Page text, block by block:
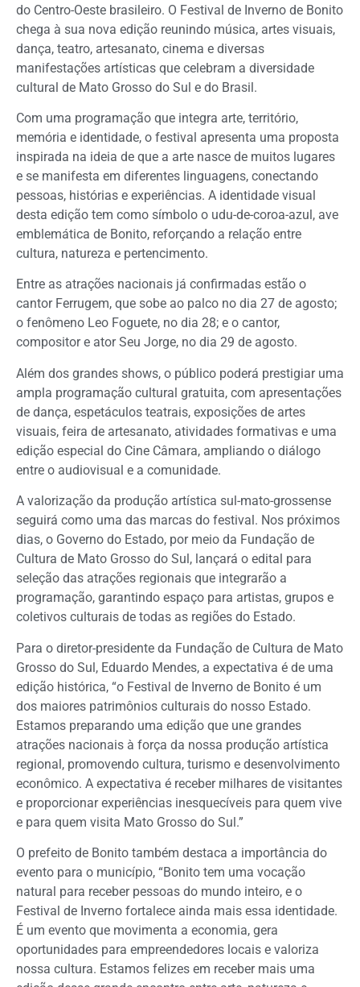
do Centro-Oeste brasileiro. O Festival de Inverno de Bonito
chega à sua nova edição reunindo música, artes visuais,
dança, teatro, artesanato, cinema e diversas
manifestações artísticas que celebram a diversidade
cultural de Mato Grosso do Sul e do Brasil.
Com uma programação que integra arte, território,
memória e identidade, o festival apresenta uma proposta
inspirada na ideia de que a arte nasce de muitos lugares
e se manifesta em diferentes linguagens, conectando
pessoas, histórias e experiências. A identidade visual
desta edição tem como símbolo o udu-de-coroa-azul, ave
emblemática de Bonito, reforçando a relação entre
cultura, natureza e pertencimento.
Entre as atrações nacionais já confirmadas estão o
cantor Ferrugem, que sobe ao palco no dia 27 de agosto;
o fenômeno Leo Foguete, no dia 28; e o cantor,
compositor e ator Seu Jorge, no dia 29 de agosto.
Além dos grandes shows, o público poderá prestigiar uma
ampla programação cultural gratuita, com apresentações
de dança, espetáculos teatrais, exposições de artes
visuais, feira de artesanato, atividades formativas e uma
edição especial do Cine Câmara, ampliando o diálogo
entre o audiovisual e a comunidade.
A valorização da produção artística sul-mato-grossense
seguirá como uma das marcas do festival. Nos próximos
dias, o Governo do Estado, por meio da Fundação de
Cultura de Mato Grosso do Sul, lançará o edital para
seleção das atrações regionais que integrarão a
programação, garantindo espaço para artistas, grupos e
coletivos culturais de todas as regiões do Estado.
Para o diretor-presidente da Fundação de Cultura de Mato
Grosso do Sul, Eduardo Mendes, a expectativa é de uma
edição histórica, “o Festival de Inverno de Bonito é um
dos maiores patrimônios culturais do nosso Estado.
Estamos preparando uma edição que une grandes
atrações nacionais à força da nossa produção artística
regional, promovendo cultura, turismo e desenvolvimento
econômico. A expectativa é receber milhares de visitantes
e proporcionar experiências inesquecíveis para quem vive
e para quem visita Mato Grosso do Sul.”
O prefeito de Bonito também destaca a importância do
evento para o município, “Bonito tem uma vocação
natural para receber pessoas do mundo inteiro, e o
Festival de Inverno fortalece ainda mais essa identidade.
É um evento que movimenta a economia, gera
oportunidades para empreendedores locais e valoriza
nossa cultura. Estamos felizes em receber mais uma